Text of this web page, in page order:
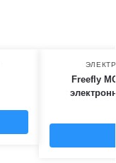
Freefly